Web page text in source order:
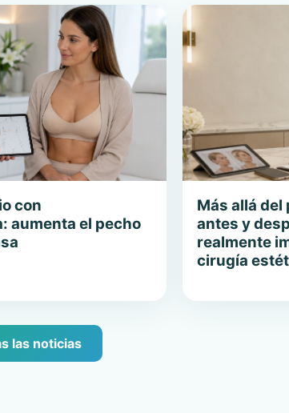
con
aumenta el pecho
Más allá del
antes y
realmente
cirugía
las noticias